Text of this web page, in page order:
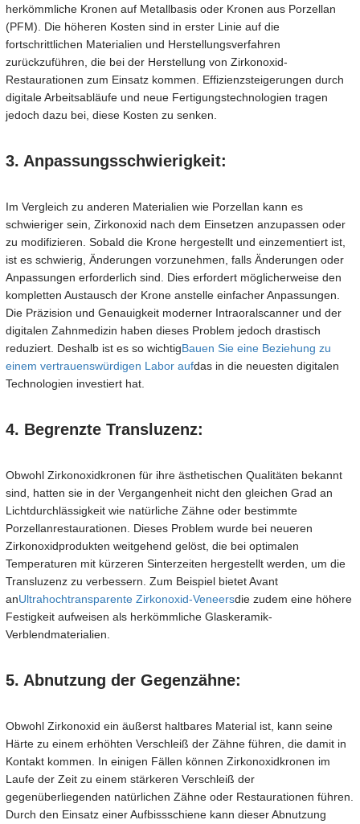
herkömmliche Kronen auf Metallbasis oder Kronen aus Porzellan
(PFM). Die höheren Kosten sind in erster Linie auf die
fortschrittlichen Materialien und Herstellungsverfahren
zurückzuführen, die bei der Herstellung von Zirkonoxid-
Restaurationen zum Einsatz kommen. Effizienzsteigerungen durch
digitale Arbeitsabläufe und neue Fertigungstechnologien tragen
jedoch dazu bei, diese Kosten zu senken.
3. Anpassungsschwierigkeit:
Im Vergleich zu anderen Materialien wie Porzellan kann es
schwieriger sein, Zirkonoxid nach dem Einsetzen anzupassen oder
zu modifizieren. Sobald die Krone hergestellt und einzementiert ist,
ist es schwierig, Änderungen vorzunehmen, falls Änderungen oder
Anpassungen erforderlich sind. Dies erfordert möglicherweise den
kompletten Austausch der Krone anstelle einfacher Anpassungen.
Die Präzision und Genauigkeit moderner Intraoralscanner und der
digitalen Zahnmedizin haben dieses Problem jedoch drastisch
reduziert. Deshalb ist es so wichtigBauen Sie eine Beziehung zu
einem vertrauenswürdigen Labor aufdas in die neuesten digitalen
Technologien investiert hat.
4. Begrenzte Transluzenz:
Obwohl Zirkonoxidkronen für ihre ästhetischen Qualitäten bekannt
sind, hatten sie in der Vergangenheit nicht den gleichen Grad an
Lichtdurchlässigkeit wie natürliche Zähne oder bestimmte
Porzellanrestaurationen. Dieses Problem wurde bei neueren
Zirkonoxidprodukten weitgehend gelöst, die bei optimalen
Temperaturen mit kürzeren Sinterzeiten hergestellt werden, um die
Transluzenz zu verbessern. Zum Beispiel bietet Avant
anUltrahochtransparente Zirkonoxid-Veneersdie zudem eine höhere
Festigkeit aufweisen als herkömmliche Glaskeramik-
Verblendmaterialien.
5. Abnutzung der Gegenzähne:
Obwohl Zirkonoxid ein äußerst haltbares Material ist, kann seine
Härte zu einem erhöhten Verschleiß der Zähne führen, die damit in
Kontakt kommen. In einigen Fällen können Zirkonoxidkronen im
Laufe der Zeit zu einem stärkeren Verschleiß der
gegenüberliegenden natürlichen Zähne oder Restaurationen führen.
Durch den Einsatz einer Aufbissschiene kann dieser Abnutzung